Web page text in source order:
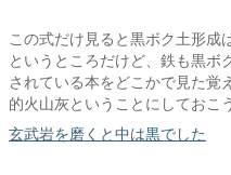
この式だけ見ると黒ボク土形成
というところだけど、鉄も黒ボ
されている本をどこかで見た覚
的火山灰ということにしておこ
玄武岩を磨くと中は黒でした